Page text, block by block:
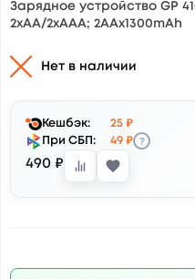
Зарядное устройство GP
2xAA/2xAAA; 2AAх1300mAh
Нет в наличии
Кешбэк:
25 ₽
При СБП:
49 ₽ ?
490 ₽